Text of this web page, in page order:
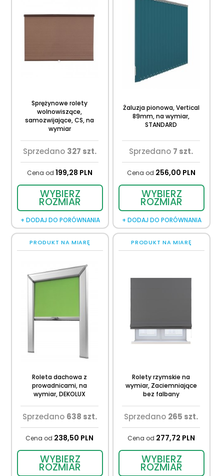
Sprężynowe rolety
wolnowiszące,
samozwijające, CS, na
wymiar
Sprzedano 327 szt.
Cena od 199,28 PLN
WYBIERZ
ROZMIAR
+ DODAJ DO PORÓWNANIA
Żaluzja pionowa, Vertical
89mm, na wymiar,
STANDARD
Sprzedano 7 szt.
Cena od 256,00 PLN
WYBIERZ
ROZMIAR
+ DODAJ DO PORÓWNANIA
PRODUKT NA MIARĘ
Roleta dachowa z
prowadnicami, na
wymiar, DEKOLUX
Sprzedano 638 szt.
Cena od 238,50 PLN
WYBIERZ
ROZMIAR
PRODUKT NA MIARĘ
Rolety rzymskie na
wymiar, Zaciemniające
bez falbany
Sprzedano 265 szt.
Cena od 277,72 PLN
WYBIERZ
ROZMIAR